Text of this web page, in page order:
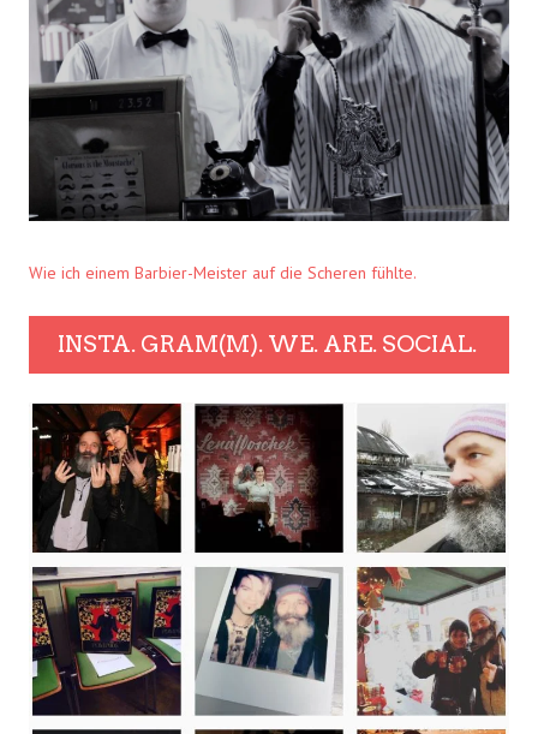
Wie ich einem Barbier-Meister auf die Scheren fühlte.
INSTA. GRAM(M). WE. ARE. SOCIAL.